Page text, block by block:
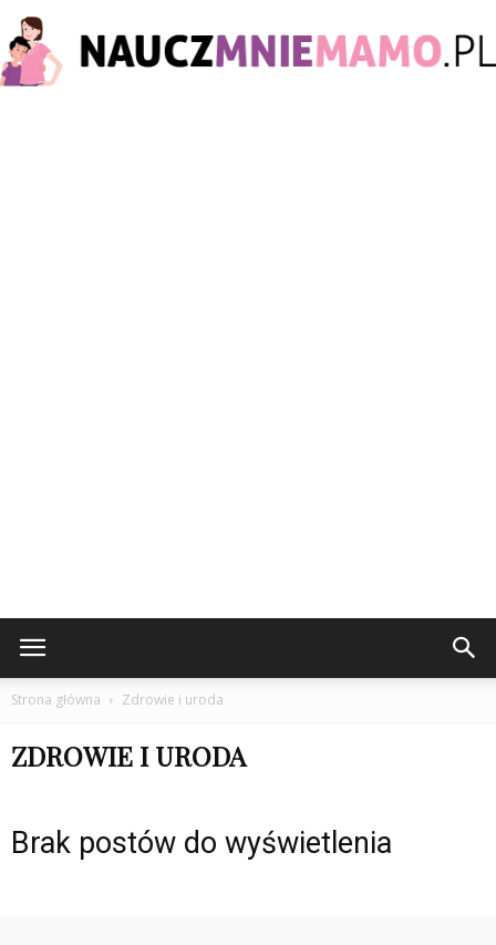
Strona główna Zdrowie i uroda
ZDROWIE I URODA
Brak postów do wyświetlenia